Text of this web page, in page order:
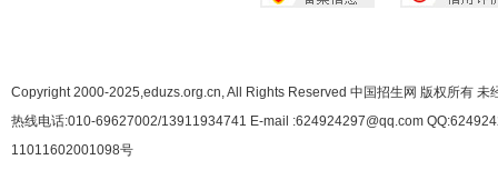
Copyright 2000-2025,eduzs.org.cn, All Rights Reserved 中国招生网 版权所有 未
热线电话:010-69627002/13911934741 E-mail :624924297@qq.com
11011602001098号